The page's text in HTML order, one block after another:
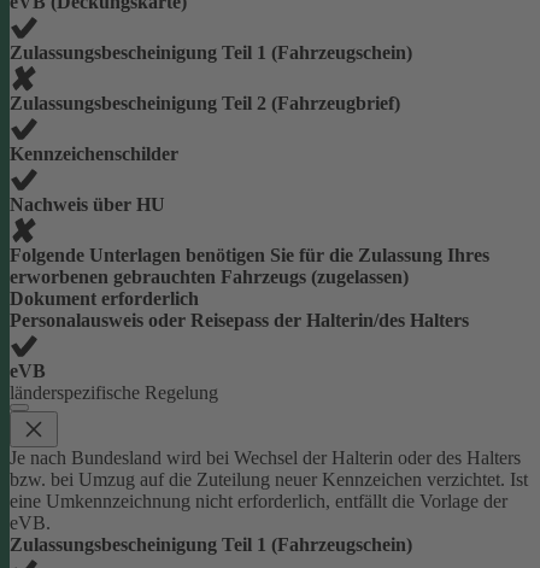
Zulassungsbescheinigung Teil 1 (Fahrzeugschein)
Zulassungsbescheinigung Teil 2 (Fahrzeugbrief)
Kennzeichenschilder
Nachweis über HU
Folgende Unterlagen benötigen Sie für die Zulassung Ihres
erworbenen gebrauchten Fahrzeugs (zugelassen)
Dokument erforderlich
Personalausweis oder Reisepass der Halterin/des Halters
eVB
länderspezifische Regelung
Je nach Bundesland wird bei Wechsel der Halterin oder des Halters
bzw. bei Umzug auf die Zuteilung neuer Kennzeichen verzichtet. Ist
eine Umkennzeichnung nicht erforderlich, entfällt die Vorlage der
eVB.
Zulassungsbescheinigung Teil 1 (Fahrzeugschein)